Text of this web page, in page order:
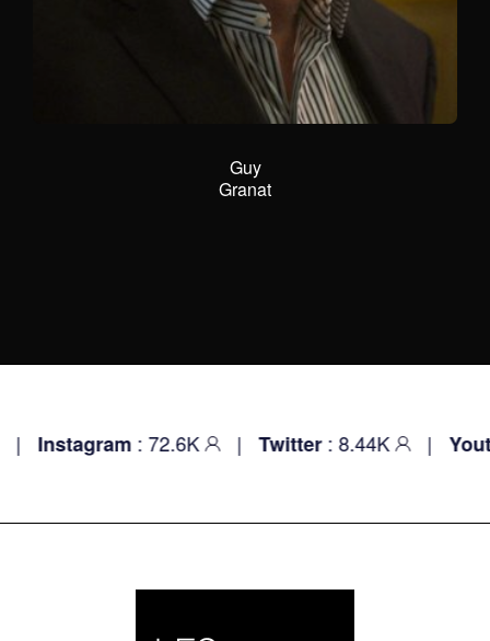
Nicolas
Roth
|Twitter: 8.44K |Youtube: 10.4K -